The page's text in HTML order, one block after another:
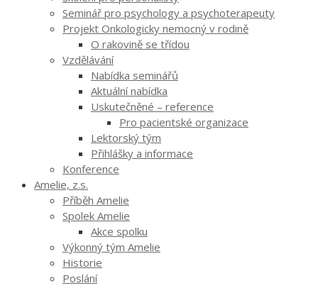
Seminář pro psychology a psychoterapeuty
Projekt Onkologicky nemocný v rodině
O rakovině se třídou
Vzdělávání
Nabídka seminářů
Aktuální nabídka
Uskutečněné – reference
Pro pacientské organizace
Lektorský tým
Přihlášky a informace
Konference
Amelie, z.s.
Příběh Amelie
Spolek Amelie
Akce spolku
Výkonný tým Amelie
Historie
Poslání